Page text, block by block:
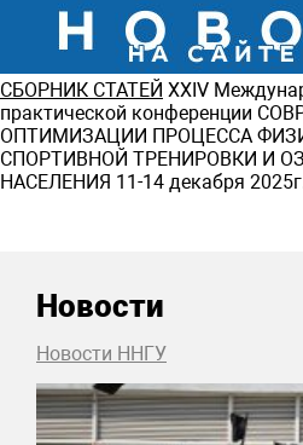
СБОРНИК СТАТЕЙ ХXIV
практической конференции
ОПТИМИЗАЦИИ ПРОЦЕССА
СПОРТИВНОЙ ТРЕНИРОВКИ И
НАСЕЛЕНИЯ 11-14 декабря
Новости
Новости ННГУ